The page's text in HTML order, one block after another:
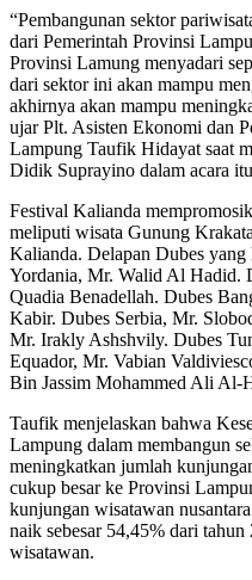
“Pembangunan sektor
dari Pemerintah Provinsi
Provinsi Lamung menyadari
dari sektor ini akan mampu
akhirnya akan mampu
ujar Plt. Asisten Ekonomi dan
Lampung Taufik Hidayat saat
Didik Suprayino dalam acara
Festival Kalianda
meliputi wisata Gunung
Kalianda. Delapan Dubes
Yordania, Mr. Walid Al Hadid.
Quadia Benadellah. Dubes
Kabir. Dubes Serbia, Mr.
Mr. Irakly Ashshvily. Dubes
Equador, Mr. Vabian
Bin Jassim Mohammed Ali Al-
Taufik menjelaskan bahwa
Lampung dalam membangun
meningkatkan jumlah
cukup besar ke Provinsi
kunjungan wisatawan
naik sebesar 54,45% dari
wisatawan.